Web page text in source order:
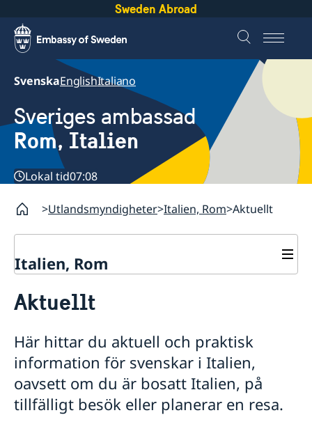
Sweden Abroad
SvenskaEnglishItaliano
Sveriges ambassad
Rom, Italien
Lokal tid07:08
Utlandsmyndigheter Italien, Rom Aktuellt
Italien, Rom
Om oss
Lediga tjänster
Dataskyddspolicy (GDPR)
Vi är en resurs för svenska företag
Team Sweden
Så kan du få stöd
Svenska företag i Italien
Anmäl handelshinder
Aktuellt
Nyheter
Ambassadens reseinformation
Ambassadens sociala medier
Sverige i Italien
Svenska skolor och kyrkor i Italien
Nordiska föreningar
Aktuellt
Här hittar du aktuell och praktisk
information för svenskar i Italien,
oavsett om du är bosatt Italien, på
tillfälligt besök eller planerar en resa.